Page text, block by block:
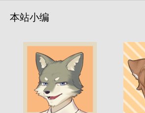
本站小编